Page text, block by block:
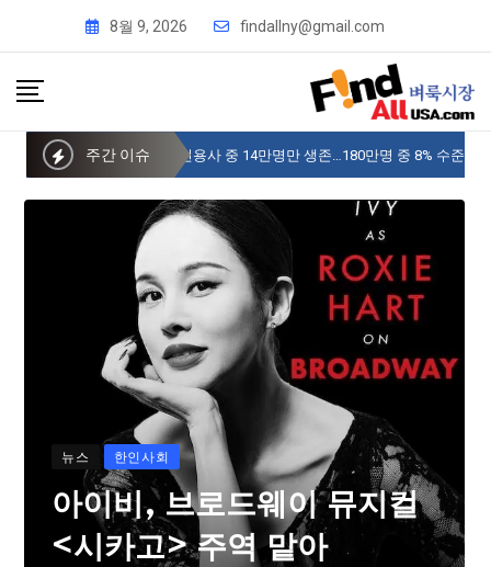
8월 9, 2026 findallny@gmail.com
주간 이슈
“미국내 6.25 참전용사 중 14만명만 생존…180만명 중 8% 수준
뉴스 한인사회
아이비, 브로드웨이 뮤지컬
<시카고> 주역 맡아